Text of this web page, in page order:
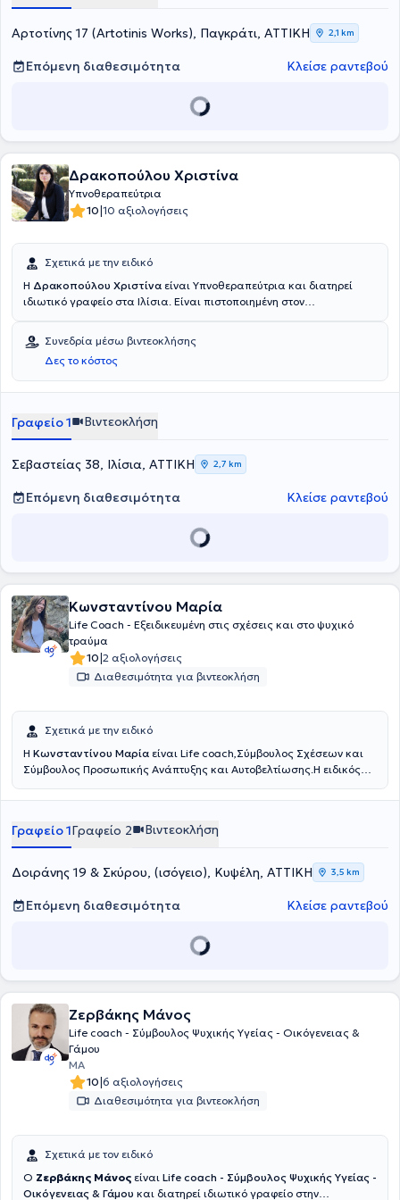
Αρτοτίνης 17 (Artotinis Works), Παγκράτι, ΑΤΤΙΚΗ 2,1 km
Επόμενη διαθεσιμότητα Κλείσε ραντεβού
Δρακοπούλου Χριστίνα
Υπνοθεραπεύτρια
10|10 αξιολογήσεις
Σχετικά με την ειδικό
Η Δρακοπούλου Χριστίνα είναι Υπνοθεραπεύτρια και διατηρεί
ιδιωτικό γραφείο στα Ιλίσια. Είναι πιστοποιημένη στον
Neuro-Linguistic Programming στις ΗΠΑ. Ακόμη είναι πιστοποιημένη
στην Υπνοθεραπεία και την Κλινική Ύπνωση έχοντας
πραγματοποιήσει σπουδές στο Ηνωμένο Βασίλειο και τις ΗΠΑ
αντίστοιχα. Έχει ασχοληθεί με την εκπαίδευση παιδιών και
εμφανιστεί σε διάφορες εκπομπές, συνέδρια και σεμινάρια και
ειδικεύεται σε προβλήματα της σύγχρονης ζωής. Οι συνεδρίες
Συνεδρία μέσω βιντεοκλήσης
Δες το κόστος
Γραφείο 1 Βιντεοκλήση
Σεβαστείας 38, Ιλίσια, ΑΤΤΙΚΗ 2,7 km
Επόμενη διαθεσιμότητα Κλείσε ραντεβού
Κωνσταντίνου Μαρία
Life Coach - Eξειδικευμένη στις σχέσεις και στο ψυχικό
τραύμα
10|2 αξιολογήσεις
Διαθεσιμότητα για βιντεοκλήση
Σχετικά με την ειδικό
Η Κωνσταντίνου Μαρία είναι Life coach,Σύμβουλος Σχέσεων και
Σύμβουλος Προσωπικής Ανάπτυξης και Αυτοβελτίωσης.Η ειδικός
Πανεπιστήμιο Αθηνών (ΕΚΠΑ) καθώς και πιστοποιημένη ειδικός στο
Uninersity UK.
Γραφείο 1Γραφείο 2 Βιντεοκλήση
Δοιράνης 19 & Σκύρου, (ισόγειο), Κυψέλη, ΑΤΤΙΚΗ 3,5 km
Επόμενη διαθεσιμότητα Κλείσε ραντεβού
Ζερβάκης Μάνος
Life coach - Σύμβουλος Ψυχικής Υγείας - Οικόγενειας &
Γάμου
MA
10|6 αξιολογήσεις
Διαθεσιμότητα για βιντεοκλήση
Σχετικά με τον ειδικό
Ο Ζερβάκης Μάνος είναι Life coach - Σύμβουλος Ψυχικής Υγείας -
Οικόγενειας & Γάμου και διατηρεί ιδιωτικό γραφείο στην